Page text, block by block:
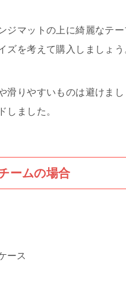
ジマットの上に綺麗なテ
ズを考えて購入しましょう
滑りやすいものは避けま
しました。
ームの場合